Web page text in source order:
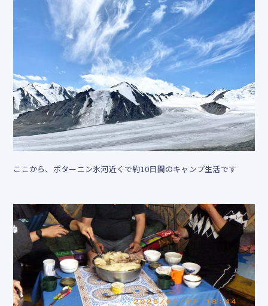
ここから、ポターニン氷河近くで約10日間のキャンプ生活です